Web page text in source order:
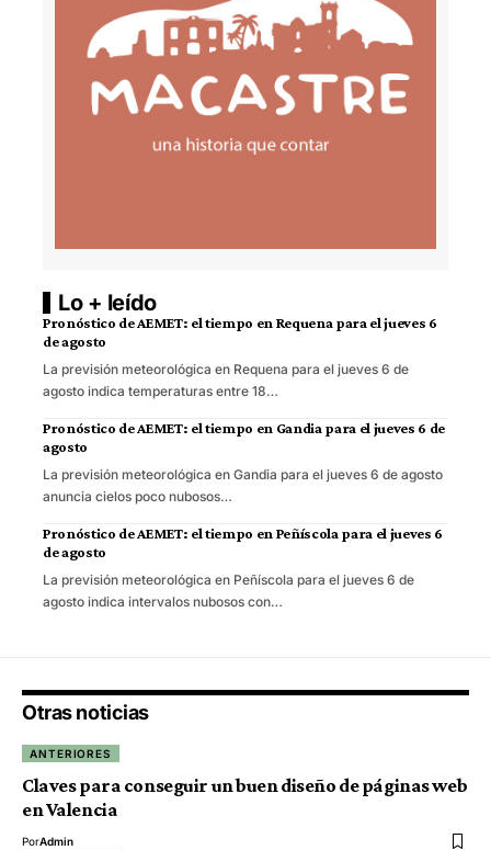
Lo + leído
Pronóstico de AEMET: el tiempo en Requena para el jueves 6
de agosto
La previsión meteorológica en Requena para el jueves 6 de
agosto indica temperaturas entre 18…
Pronóstico de AEMET: el tiempo en Gandia para el jueves 6 de
agosto
La previsión meteorológica en Gandia para el jueves 6 de agosto
anuncia cielos poco nubosos…
Pronóstico de AEMET: el tiempo en Peñíscola para el jueves 6
de agosto
La previsión meteorológica en Peñíscola para el jueves 6 de
agosto indica intervalos nubosos con…
Otras noticias
ANTERIORES
Claves para conseguir un buen diseño de páginas web
en Valencia
PorAdmin